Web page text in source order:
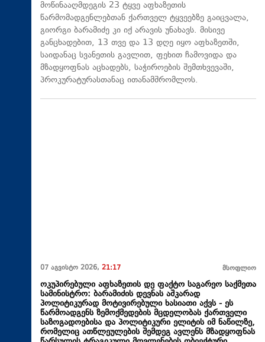
მოწინააღმდეგის 23 ტყვე აფხაზეთის
წარმომადგენლებთან ქართველ ტყვეებზე გაიცვალა,
გიორგი ბარამიძე კი იქ არავის უნახავს. მისივე
განცხადებით, 13 თვე და 13 დღე იყო აფხაზეთში,
საიდანაც სვანეთის გავლით, ფეხით ჩამოვიდა და
მზადყოფნას აცხადებს, საჭიროების შემთხვევაში,
პროკურატურასთანაც ითანამშრომლოს.
07 აგვისტო 2026, 21:17 მსოფლიო
ოკუპირებული აფხაზეთის დე ფაქტო საგარეო საქმეთა
სამინისტრო: ბარამიძის დევნას აშკარად
პოლიტიკურად მოტივირებული ხასიათი აქვს - ეს
წარმოადგენს ზემოქმედების მცდელობას ქართველი
საზოგადოებისა და პოლიტიკური ელიტის იმ ნაწილზე,
რომელიც ათწლეულების შემდეგ ავლენს მზადყოფნას